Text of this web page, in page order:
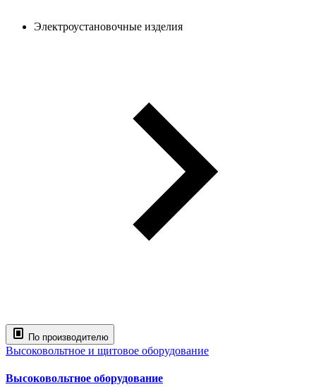
Электроустановочные изделия
По производителю
Высоковольтное и щитовое оборудование
Высоковольтное оборудование